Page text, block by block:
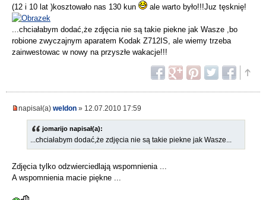
(12 i 10 lat )kosztowało nas 130 kun ale warto było!!!Juz tęsknię!
...chciałabym dodać,że zdjęcia nie są takie piekne jak Wasze ,bo
robione zwyczajnym aparatem Kodak Z712IS, ale wiemy trzeba
zainwestowac w nowy na przyszłe wakacje!!!
napisał(a) weldon » 12.07.2010 17:59
jomarijo napisał(a):
...chciałabym dodać,że zdjęcia nie są takie piekne jak Wasze...
Zdjęcia tylko odzwierciedlają wspomnienia ...
A wspomnienia macie piękne ...